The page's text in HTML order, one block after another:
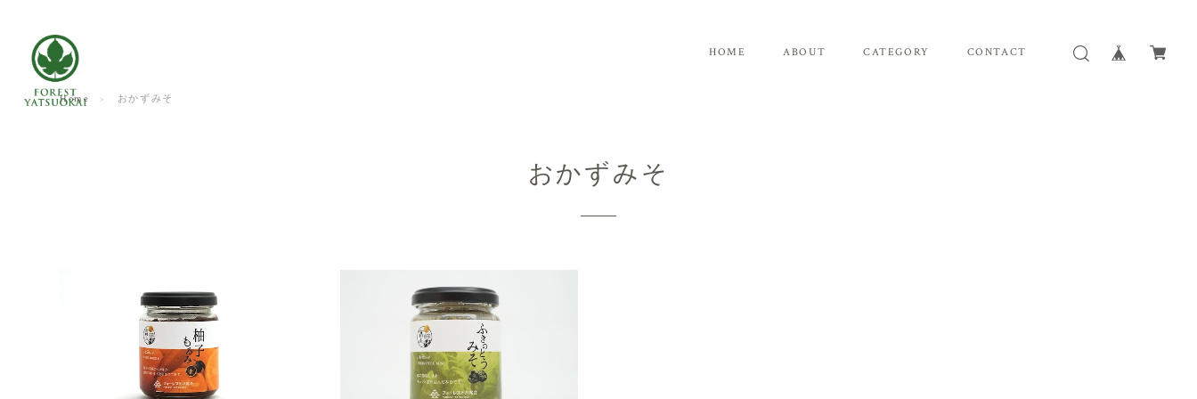
HOME ABOUT CATEGORY CONTACT
Home おかずみそ
おかずみそ